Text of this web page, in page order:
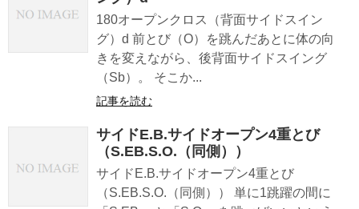
180オープンクロス（背面サイドスイン
グ）d 前とび（O）を跳んだあとに体の向
きを変えながら、後背面サイドスイング
（Sb）。 そこか...
記事を読む
サイドE.B.サイドオープン4重とび
（S.EB.S.O.（同側））
サイドE.B.サイドオープン4重とび
（S.EB.S.O.（同側）） 単に1跳躍の間に